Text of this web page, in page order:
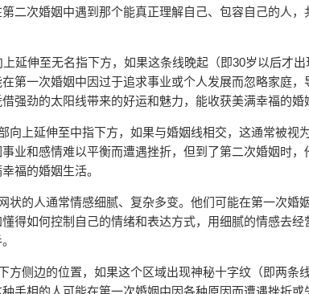
二次婚姻中遇到那个能真正理解自己、包容自己的人，
伸至无名指下方，如果这条线晚起（即30岁以后才出
第一次婚姻中因过于追求事业或个人发展而忽略家庭
强劲的太阳线带来的好运和魅力，能收获美满幸福的婚
上延伸至中指下方，如果与婚姻线相交，这通常被视
业和感情难以平衡而遭遇挫折，但到了第二次婚姻时
福的婚姻生活。
的人通常情感细腻、复杂多变。他们可能在第一次婚
得如何控制自己的情绪和表达方式，用细腻的情感去经
侧边的位置，如果这个区域出现神秘十字纹（即两条线
手相的人可能在第一次婚姻中因各种原因而遭遇挫折或